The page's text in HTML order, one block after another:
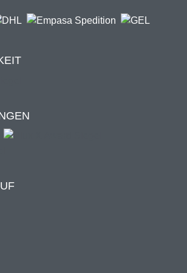
151 g/m
vormontiert – nur zwei Teile
wurde entwickelt, um eine stabile